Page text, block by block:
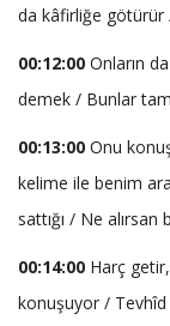
da kâfirliğe götürür
00:12:00 Onların
demek / Bunlar
00:13:00 Onu
kelime ile benim
sattığı / Ne alırsan
00:14:00 Harç
konuşuyor / Tevhîd